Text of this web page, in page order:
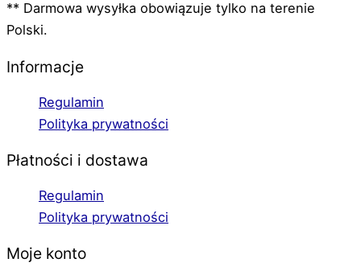
** Darmowa wysyłka obowiązuje tylko na terenie
Polski.
Informacje
Regulamin
Polityka prywatności
Płatności i dostawa
Regulamin
Polityka prywatności
Moje konto